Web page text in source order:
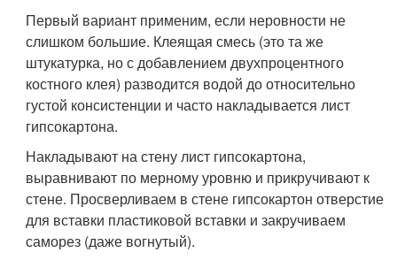
Первый вариант применим, если неровности не
слишком большие. Клеящая смесь (это та же
штукатурка, но с добавлением двухпроцентного
костного клея) разводится водой до относительно
густой консистенции и часто накладывается лист
гипсокартона.
Накладывают на стену лист гипсокартона,
выравнивают по мерному уровню и прикручивают к
стене. Просверливаем в стене гипсокартон отверстие
для вставки пластиковой вставки и закручиваем
саморез (даже вогнутый).